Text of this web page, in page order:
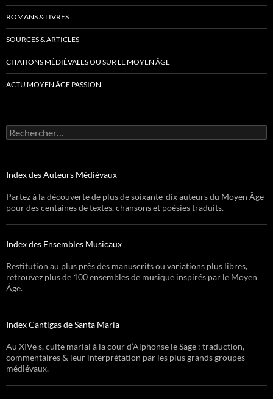
ROMANS & LIVRES
SOURCES & ARTICLES
CITATIONS MÉDIÉVALES OU SUR LE MOYEN ÂGE
ACTU MOYEN ÂGE PASSION
Rechercher :
Index des Auteurs Médiévaux
Partez à la découverte de plus de soixante-dix auteurs du Moyen Âge
pour des centaines de textes, chansons et poésies traduits.
Index des Ensembles Musicaux
Restitution au plus près des manuscrits ou variations plus libres,
retrouvez plus de 100 ensembles de musique inspirés par le Moyen
Âge.
Index Cantigas de Santa Maria
Au XIVe s, culte marial à la cour d’Alphonse le Sage : traduction,
commentaires & leur interprétation par les plus grands groupes
médiévaux.